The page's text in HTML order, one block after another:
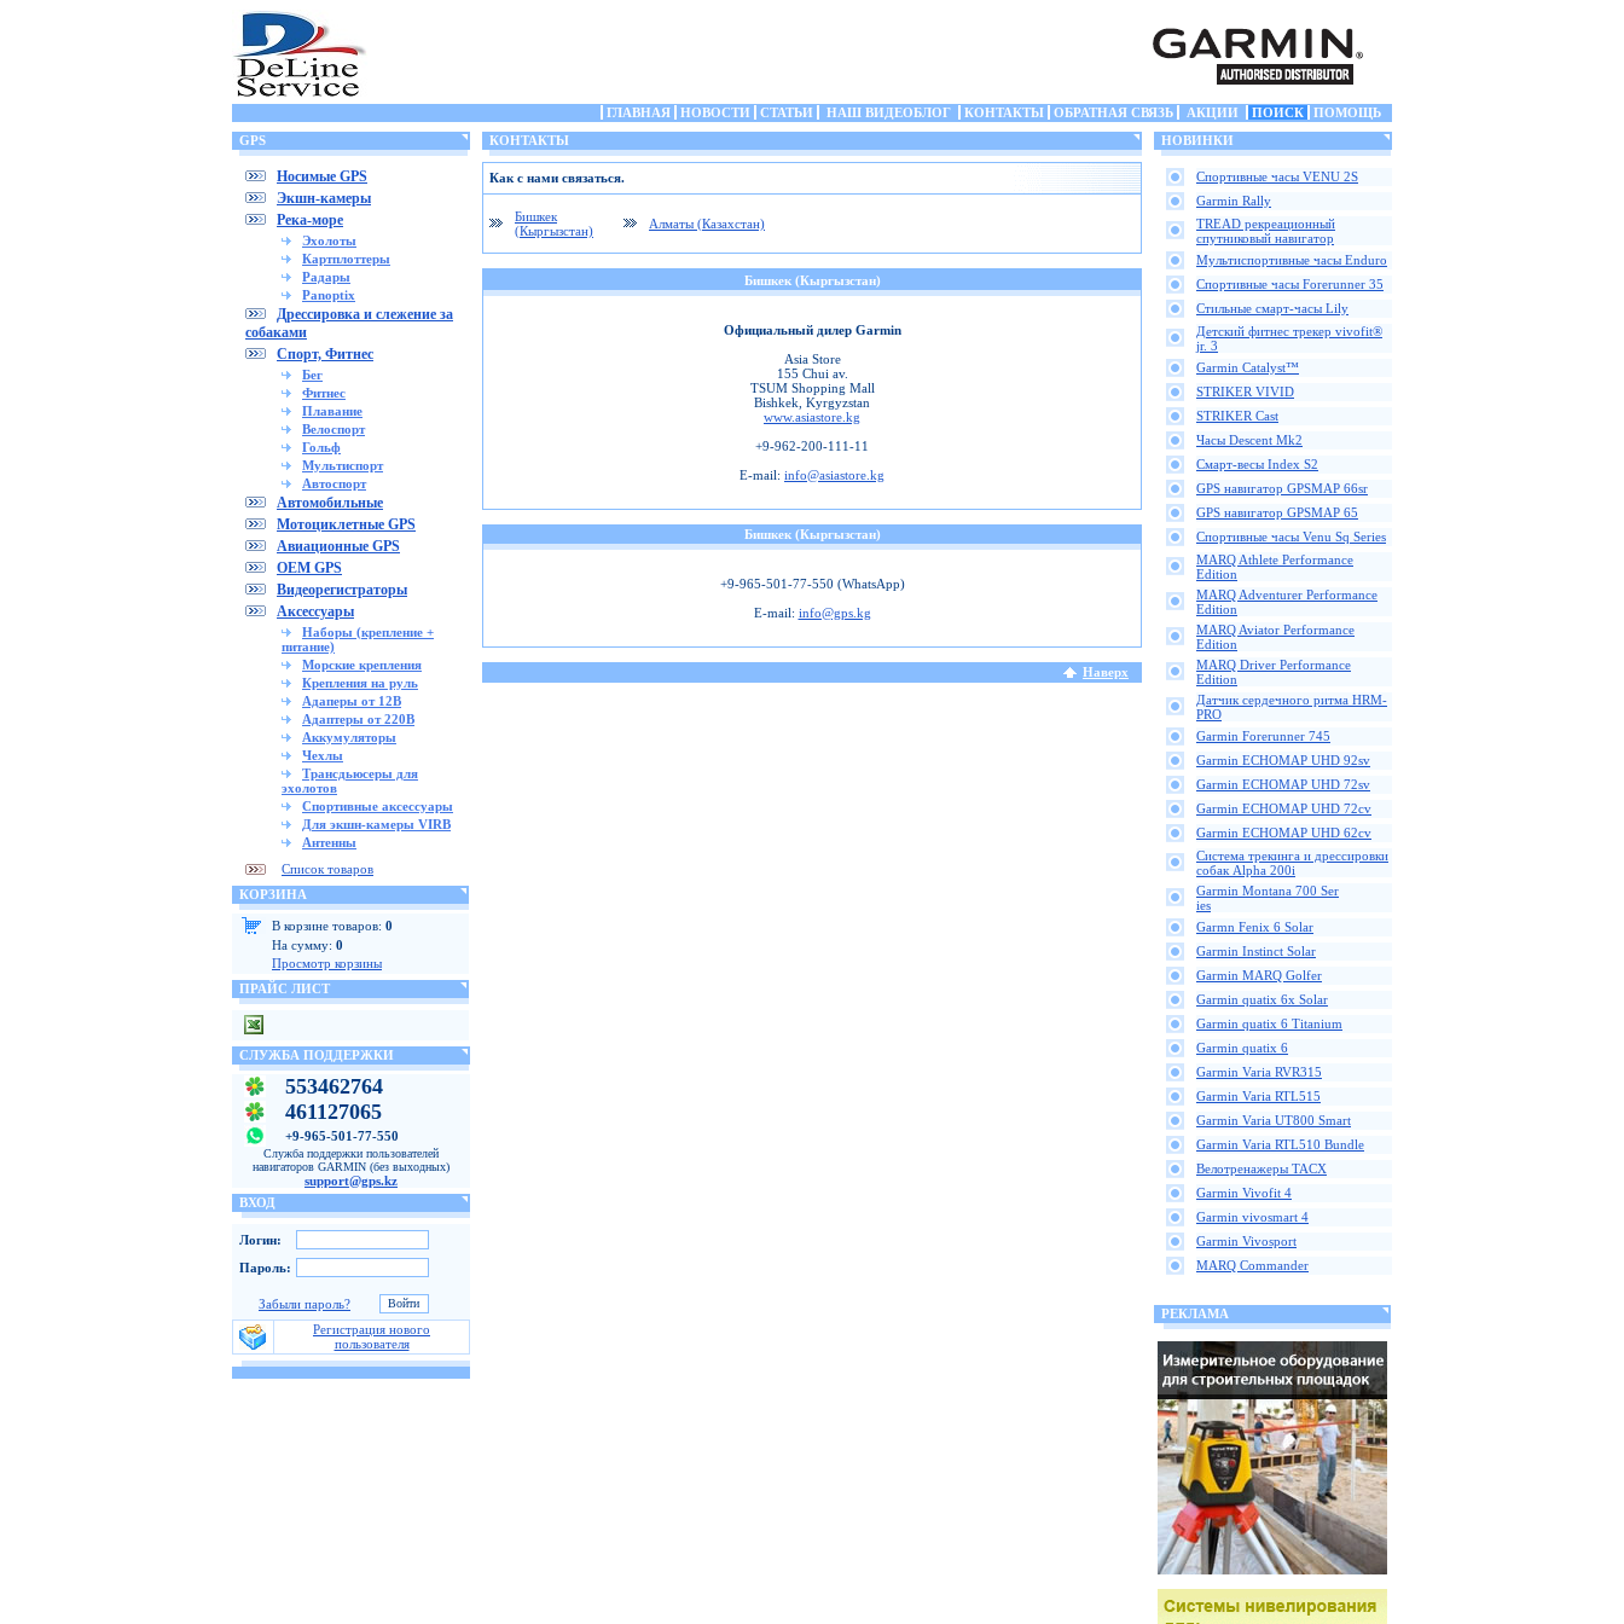
ГЛАВНАЯ НОВОСТИ СТАТЬИ НАШ ВИДЕОБЛОГ КОНТАКТЫ ОБРАТНАЯ СВЯЗЬ АКЦИИ ПОИСК
ПОМОЩЬ
GPS
Носимые GPS
Экшн-камеры
Река-море
Эхолоты
Картплоттеры
Радары
Panoptix
Дрессировка и слежение за
собаками
Спорт, Фитнес
Бег
Фитнес
Плавание
Велоспорт
Гольф
Мультиспорт
Автоспорт
Автомобильные
Мотоциклетные GPS
Авиационные GPS
OEM GPS
Видеорегистраторы
Аксессуары
Наборы (крепление +
питание)
Морские крепления
Крепления на руль
Адаперы от 12В
Адаптеры от 220В
Аккумуляторы
Чехлы
Трансдьюсеры для
эхолотов
Спортивные аксессуары
Для экшн-камеры VIRB
Антенны
Список товаров
КОРЗИНА
В корзине товаров: 0
На сумму: 0
Просмотр корзины
ПРАЙС ЛИСТ
СЛУЖБА ПОДДЕРЖКИ
553462764
461127065
+9-965-501-77-550
Служба поддержки пользователей
навигаторов GARMIN (без выходных)
support@gps.kz
ВХОД
Логин:
Пароль:
Забыли пароль?
Регистрация нового
пользователя
КОНТАКТЫ
Как с нами связаться.
Бишкек
(Кыргызстан)
Алматы (Казахстан)
Бишкек (Кыргызстан)
Официальный дилер Garmin
Asia Store
155 Chui av.
TSUM Shopping Mall
Bishkek, Kyrgyzstan
www.asiastore.kg
+9-962-200-111-11
E-mail: info@asiastore.kg
Бишкек (Кыргызстан)
+9-965-501-77-550 (WhatsApp)
E-mail: info@gps.kg
Наверх
НОВИНКИ
Спортивные часы VENU 2S
Garmin Rally
TREAD рекреационный
спутниковый навигатор
Мультиспортивные часы Enduro
Спортивные часы Forerunner 35
Стильные смарт-часы Lily
Детский фитнес трекер vivofit®
jr. 3
Garmin Catalyst™
STRIKER VIVID
STRIKER Cast
Часы Descent Mk2
Смарт-весы Index S2
GPS навигатор GPSMAP 66sr
GPS навигатор GPSMAP 65
Спортивные часы Venu Sq Series
MARQ Athlete Performance
Edition
MARQ Adventurer Performance
Edition
MARQ Aviator Performance
Edition
MARQ Driver Performance
Edition
Датчик сердечного ритма HRM-
PRO
Garmin Forerunner 745
Garmin ECHOMAP UHD 92sv
Garmin ECHOMAP UHD 72sv
Garmin ECHOMAP UHD 72cv
Garmin ECHOMAP UHD 62cv
Cистема трекинга и дрессировки
собак Alpha 200i
Garmin Montana 700 Ser
ies
Garmn Fenix 6 Solar
Garmin Instinct Solar
Garmin MARQ Golfer
Garmin quatix 6x Solar
Garmin quatix 6 Titanium
Garmin quatix 6
Garmin Varia RVR315
Garmin Varia RTL515
Garmin Varia UT800 Smart
Garmin Varia RTL510 Bundle
Велотренажеры TACX
Garmin Vivofit 4
Garmin vivosmart 4
Garmin Vivosport
MARQ Commander
РЕКЛАМА